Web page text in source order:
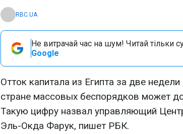
RBC.UA
Не витрачай час на шум! Читай тільки
Google
Отток капитала из Египта за две
стране массовых беспорядков может
Такую цифру назвал управляющий
Эль-Окда Фарук, пишет РБК.